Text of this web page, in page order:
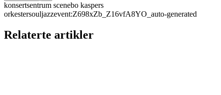
konsertsentrum scenebo kaspers
orkestersouljazzevent:Z698xZb_Z16vfA8YO_ auto-generated
Relaterte artikler